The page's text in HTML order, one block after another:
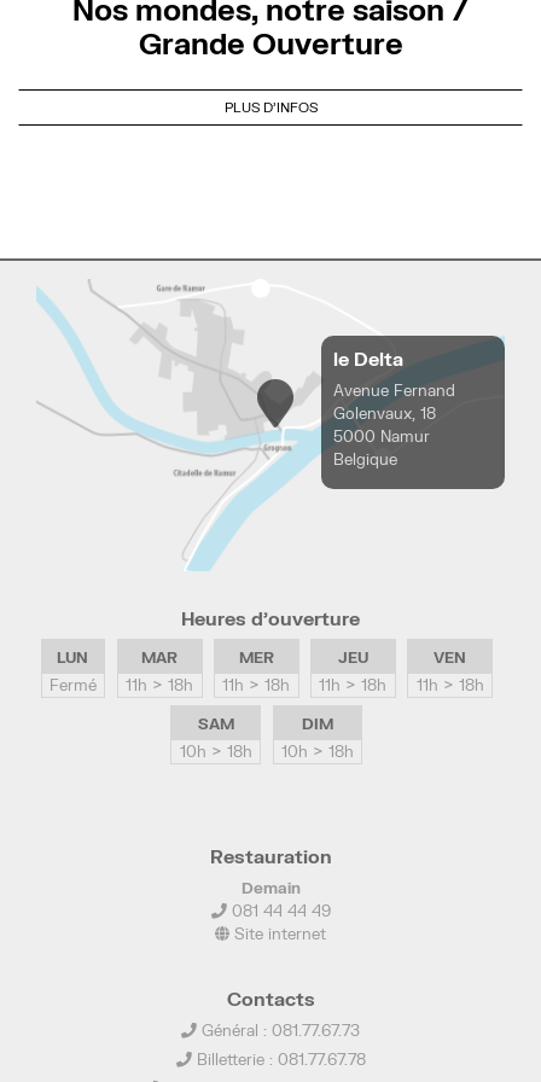
Nos mondes, notre saison /
Grande Ouverture
PLUS D'INFOS
le Delta
Avenue Fernand
Golenvaux, 18
5000 Namur
Belgique
Heures d’ouverture
LUN
Fermé
MAR
11h > 18h
MER
11h > 18h
JEU
11h > 18h
VEN
11h > 18h
SAM
10h > 18h
DIM
10h > 18h
Restauration
Demain
081 44 44 49
Site internet
Contacts
Général : 081.77.67.73
Billetterie : 081.77.67.78